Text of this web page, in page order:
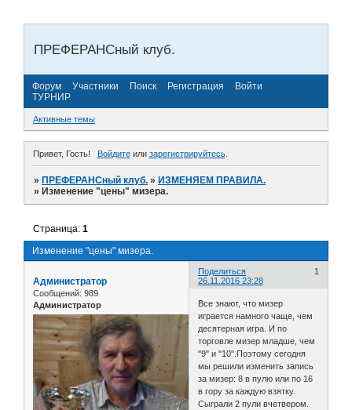
ПРЕФЕРАНСный клуб.
Форум Участники Поиск Регистрация
Войти
ТУРНИР
Активные темы
Привет, Гость! Войдитеили зарегистрируйтесь.
»ПРЕФЕРАНСный клуб. »ИЗМЕНЯЕМ ПРАВИЛА.
»Изменение "цены" мизера.
Изменение "цены" мизера.
Страница:1
Поделиться
1
26.11.2016 23:28
Администратор
Сообщений: 989
Администратор
Все знают, что мизер
играется намного чаще, чем
десятерная игра. И по
торговле мизер младше, чем
"9" и "10".Поэтому сегодня
мы решили изменить запись
за мизер: 8 в пулю или по 16
в гору за каждую взятку.
Сыграли 2 пули вчетвером.